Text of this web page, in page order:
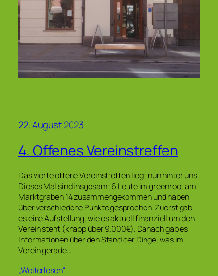
22. August 2023
4. Offenes Vereinstreffen
Das vierte offene Vereinstreffen liegt nun hinter uns.
Dieses Mal sind insgesamt 6 Leute im greenroot am
Marktgraben 14 zusammengekommen und haben
über verschiedene Punkte gesprochen. Zuerst gab
es eine Aufstellung, wie es aktuell finanziell um den
Verein steht (knapp über 9.000€). Danach gab es
Informationen über den Stand der Dinge, was im
Verein gerade…
„Weiterlesen“